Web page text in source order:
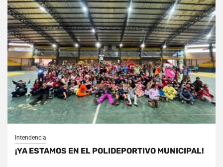
Intendencia
¡YA ESTAMOS EN EL POLIDEPORTIVO MUNICIPAL!